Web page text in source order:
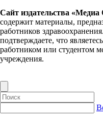
Сайт издательства «Медиа
содержит материалы,
работников
подтверждаете, что
работником или студентом
учреждения.